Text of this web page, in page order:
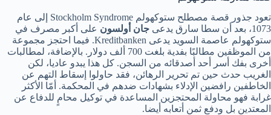
تعود جذور قصة مصطلح ستوكهولم Stockholm Syndrome إلى عام
1073، بعد أن سطا سارق يدعى
جان أولسون على أكبر مصرف في
ستوكهولم عاصمة السويد يدعى Kreditbanken. فيما احتجز مجموعة
من الموظفين مطالبًا بفدية بلغت 700 ألف دولار. بالإضافة، لمطالبات
أخرى بفك أسر أحد أصدقائه من السجن. كل هذا يبدو عاديا، لكن
الغريب حدث حين تم تحرير الرهائن، فقد حاولوا إسقاط التهم عن
الخاطفين رافضين الإدلاء بشهادات ضدهم في المحكمة. أمّا الأكثر
غرابة فهو محاولة المحتجزين المساعدة في توكيل محامٍ للدفاع عن
المعتدين بل ودفع ثمن أتعابه أيضا.